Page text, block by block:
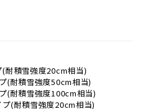
積雪強度20cm相当)
(耐積雪強度50cm相当)
(耐積雪強度100cm相当)
(耐積雪強度20cm相当)